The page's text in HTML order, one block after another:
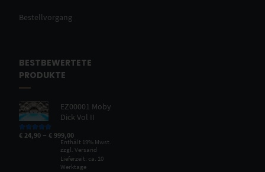
Bestellvorgang
BESTBEWERTETE
PRODUKTE
EZ00001 Moby
Dick Vol II
Bewertet mit
von 5
€ 24,90 –€ 999,00
Enthält 19% Mwst.
zzgl.Versand
Lieferzeit: ca. 10
Werktage